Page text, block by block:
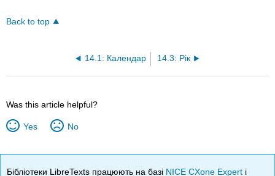
Back to top
14.1: Календар 14.3: Рік
Was this article helpful?
Yes No
Бібліотеки LibreTexts працюють на базі NICE CXone Expert і